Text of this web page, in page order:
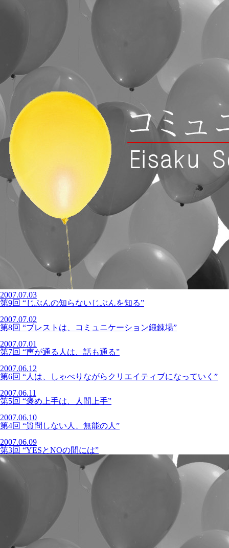
2007.07.03
第9回 “じぶんの知らないじぶんを知る”
2007.07.02
第8回 “ブレストは、コミュニケーション鍛錬場”
2007.07.01
第7回 “声が通る人は、話も通る”
2007.06.12
第6回 “人は、しゃべりながらクリエイティブになっていく”
2007.06.11
第5回 “褒め上手は、人間上手”
2007.06.10
第4回 “質問しない人、無能の人”
2007.06.09
第3回 “YESとNOの間には”